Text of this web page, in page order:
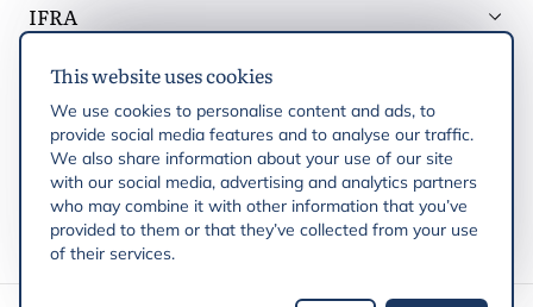
This website uses cookies
We use cookies to personalise content and ads, to
provide social media features and to analyse our traffic.
We also share information about your use of our site
with our social media, advertising and analytics partners
who may combine it with other information that you’ve
provided to them or that they’ve collected from your use
of their services.
IFRA
Latest updates
IFRA Regiones
Publicaciones